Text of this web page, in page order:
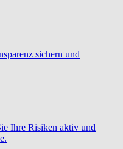
sichern und
Ihre Risiken aktiv und